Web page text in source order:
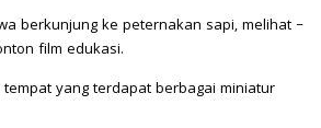
berkunjung ke peternakan sapi, melihat –
film edukasi.
yang terdapat berbagai miniatur